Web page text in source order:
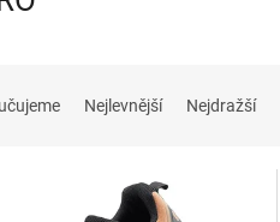
Nejlevnější Nejdražší